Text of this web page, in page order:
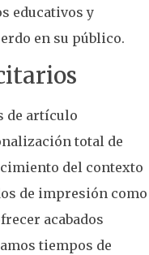
educativos y
en su público.
de artículo
total de
del contexto
de impresión como
acabados
tiempos de